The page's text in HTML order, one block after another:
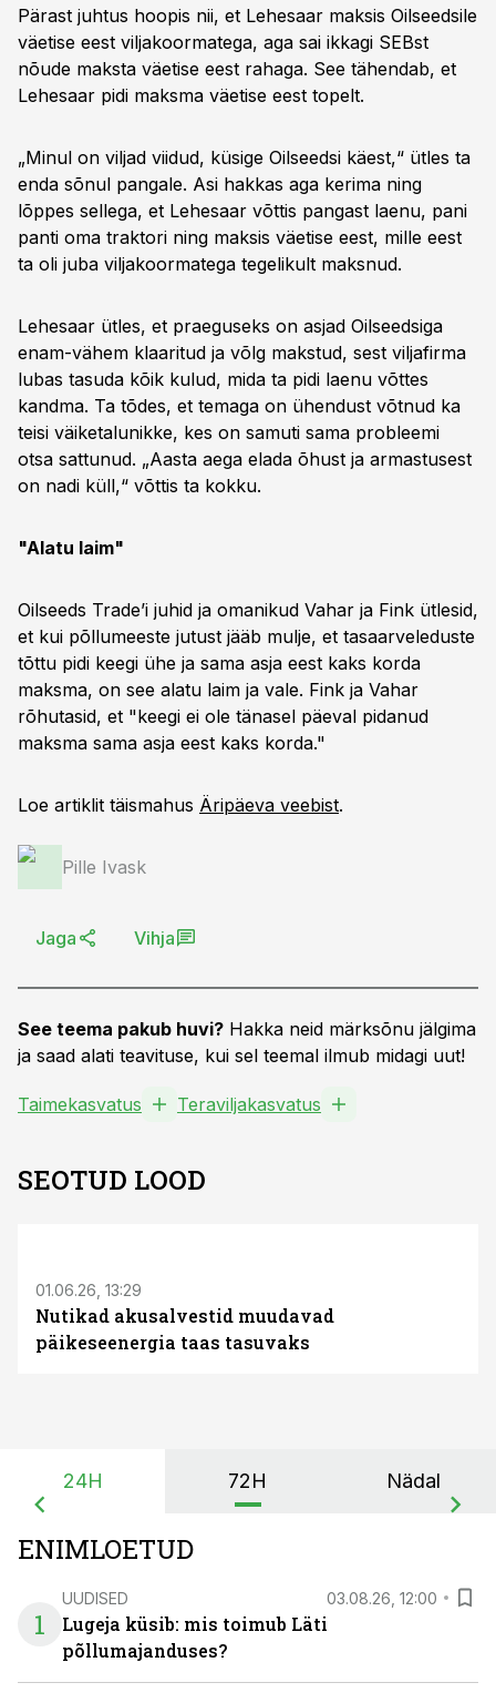
Pärast juhtus hoopis nii, et Lehesaar maksis Oilseedsile
väetise eest viljakoormatega, aga sai ikkagi SEBst
nõude maksta väetise eest rahaga. See tähendab, et
Lehesaar pidi maksma väetise eest topelt.
„Minul on viljad viidud, küsige Oilseedsi käest,“ ütles ta
enda sõnul pangale. Asi hakkas aga kerima ning
lõppes sellega, et Lehesaar võttis pangast laenu, pani
panti oma traktori ning maksis väetise eest, mille eest
ta oli juba viljakoormatega tegelikult maksnud.
Lehesaar ütles, et praeguseks on asjad Oilseedsiga
enam-vähem klaaritud ja võlg makstud, sest viljafirma
lubas tasuda kõik kulud, mida ta pidi laenu võttes
kandma. Ta tõdes, et temaga on ühendust võtnud ka
teisi väiketalunikke, kes on samuti sama probleemi
otsa sattunud. „Aasta aega elada õhust ja armastusest
on nadi küll,“ võttis ta kokku.
"Alatu laim"
Oilseeds Trade’i juhid ja omanikud Vahar ja Fink ütlesid,
et kui põllumeeste jutust jääb mulje, et tasaarveleduste
tõttu pidi keegi ühe ja sama asja eest kaks korda
maksma, on see alatu laim ja vale. Fink ja Vahar
rõhutasid, et "keegi ei ole tänasel päeval pidanud
maksma sama asja eest kaks korda."
Loe artiklit täismahus Äripäeva veebist.
Pille Ivask
Jaga Vihja
See teema pakub huvi? Hakka neid märksõnu jälgima
ja saad alati teavituse, kui sel teemal ilmub midagi uut!
Taimekasvatus Teraviljakasvatus
SEOTUD LOOD
01.06.26, 13:29
Nutikad akusalvestid muudavad
päikeseenergia taas tasuvaks
24H 72H Nädal
ENIMLOETUD
1
UUDISED 03.08.26, 12:00
Lugeja küsib: mis toimub Läti
põllumajanduses?